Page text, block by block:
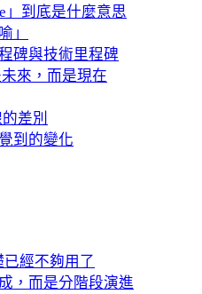
」到底是什麼意思
」
碑與技術里程碑
來，而是現在
差別
到的變化
已經不夠用了
，而是分階段演進